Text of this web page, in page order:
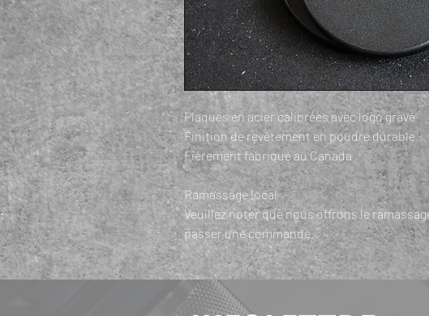
Plaques en acier calibrées avec logo gravé
Finition de revêtement en poudre durable
Fièrement fabriqué au Canada
Ramassage local
Veuillez noter que nous offrons le
passer une commande.